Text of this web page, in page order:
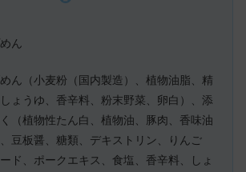
ん
ん（小麦粉（国内製造）、植物油脂、精
ょうゆ、香辛料、粉末野菜、卵白）、添
（植物性たん白、植物油、豚肉、香味油
豆板醤、糖類、デキストリン、りんご
ド、ポークエキス、食塩、香辛料、しょ